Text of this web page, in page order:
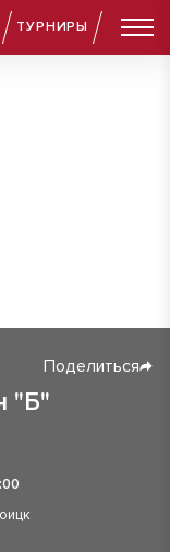
ТУРНИРЫ
"Б"
Поделиться